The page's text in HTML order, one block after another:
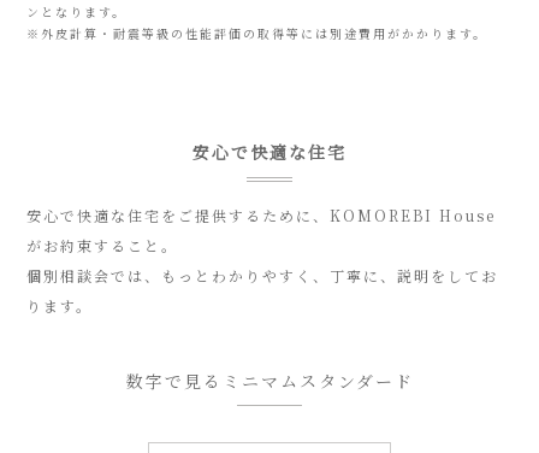
ンとなります。
※外皮計算・耐震等級の性能評価の取得等には別途費用がかかります。
安心で快適な住宅
安心で快適な住宅をご提供するために、KOMOREBI House
がお約束すること。
個別相談会では、もっとわかりやすく、丁寧に、説明をしてお
ります。
数字で見るミニマムスタンダード